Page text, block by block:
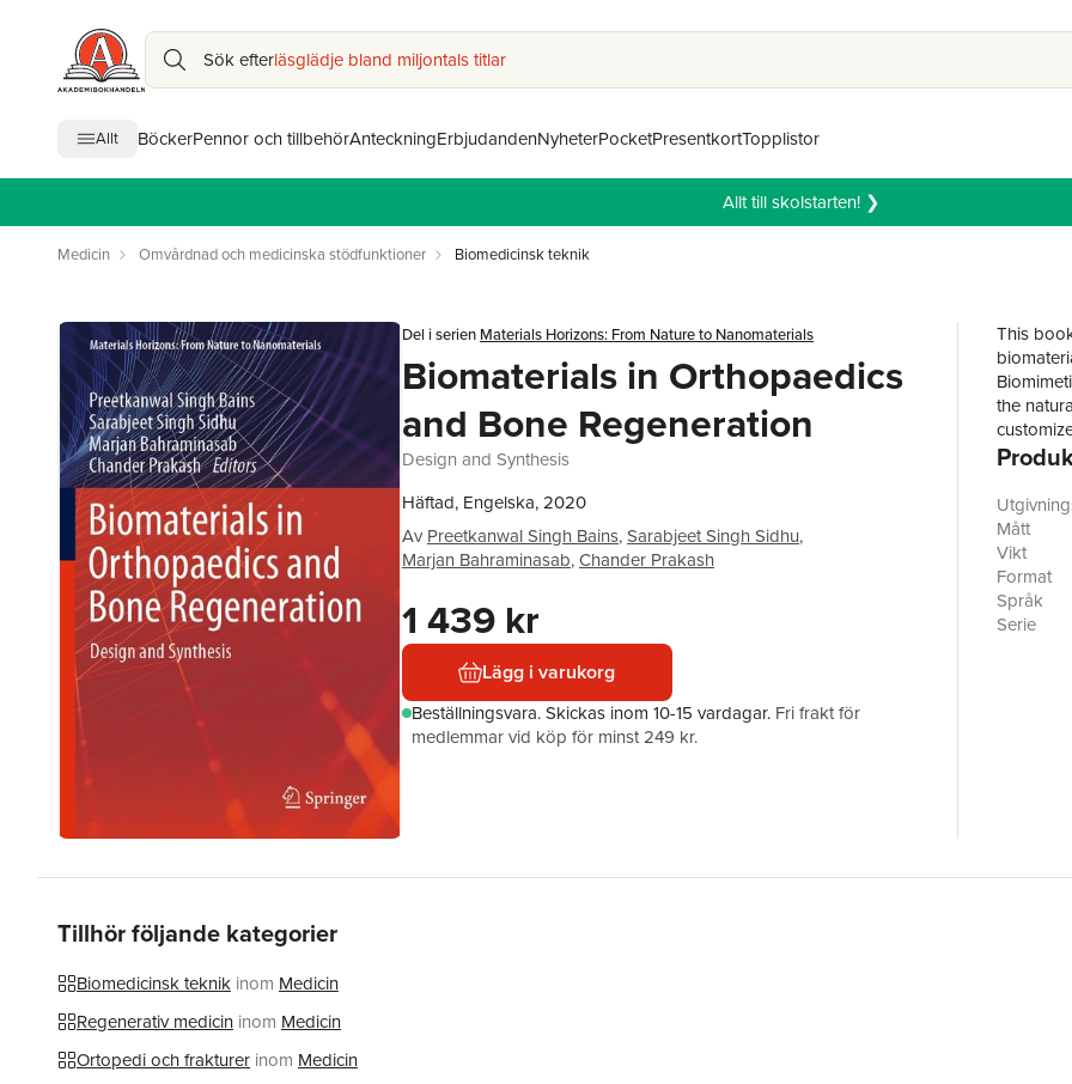
Sök efterläsglädje bland miljontals titlar
Allt BöckerPennor och tillbehörAnteckningErbjudandenNyheterPocketPresentkortTopplistor
Allt till skolstarten! ❯
Medicin Omvårdnad och medicinska stödfunktioner Biomedicinsk teknik
Del i serien Materials Horizons: From Nature to Nanomaterials
Biomaterials in Orthopaedics
and Bone Regeneration
Design and Synthesis
Häftad, Engelska, 2020
Av Preetkanwal Singh Bains,Sarabjeet Singh Sidhu,
Marjan Bahraminasab,Chander Prakash
1 439 kr
Lägg i varukorg
Beställningsvara.Skickas inom 10-15 vardagar. Fri frakt för
medlemmar vid köp för minst 249 kr.
This
the
of these
provides
this
Mått
Vikt
Format
Språk
Serie
Tillhör följande kategorier
Biomedicinsk teknik inom Medicin
Regenerativ medicin inom Medicin
Ortopedi och frakturer inom Medicin